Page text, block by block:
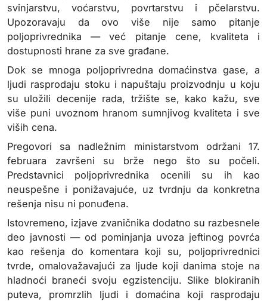
svinjarstvu, voćarstvu, povrtarstvu i pčelarstvu.
Upozoravaju da ovo više nije samo pitanje
poljoprivrednika — već pitanje cene, kvaliteta i
dostupnosti hrane za sve građane.
Dok se mnoga poljoprivredna domaćinstva gase, a
ljudi rasprodaju stoku i napuštaju proizvodnju u koju
su uložili decenije rada, tržište se, kako kažu, sve
više puni uvoznom hranom sumnjivog kvaliteta i sve
viših cena.
Pregovori sa nadležnim ministarstvom održani 17.
februara završeni su brže nego što su počeli.
Predstavnici poljoprivrednika ocenili su ih kao
neuspešne i ponižavajuće, uz tvrdnju da konkretna
rešenja nisu ni ponuđena.
Istovremeno, izjave zvaničnika dodatno su razbesnele
deo javnosti — od pominjanja uvoza jeftinog povrća
kao rešenja do komentara koji su, poljoprivrednici
tvrde, omalovažavajući za ljude koji danima stoje na
hladnoći braneći svoju egzistenciju. Slike blokiranih
puteva, promrzlih ljudi i domaćina koji rasprodaju